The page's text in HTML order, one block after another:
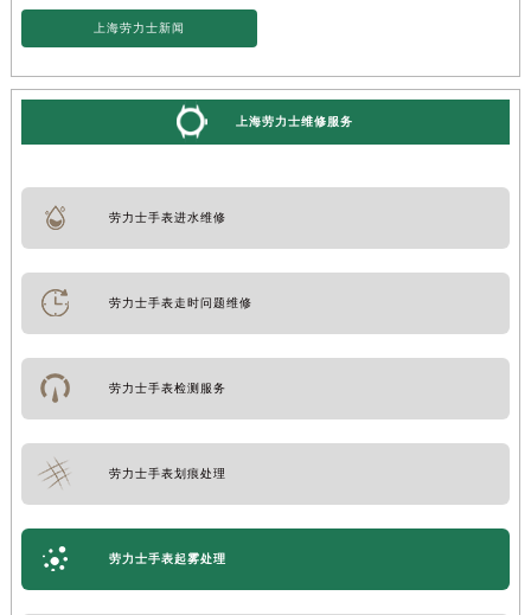
上海劳力士新闻
上海劳力士维修服务
劳力士手表进水维修
劳力士手表走时问题维修
劳力士手表检测服务
劳力士手表划痕处理
劳力士手表起雾处理